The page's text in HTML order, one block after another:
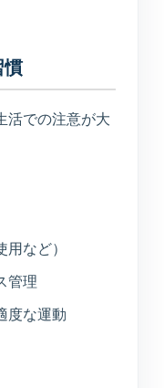
慣
活での注意が大
など）
管理
度な運動